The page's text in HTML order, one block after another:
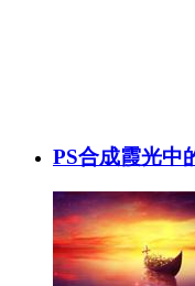
PS合成霞光中